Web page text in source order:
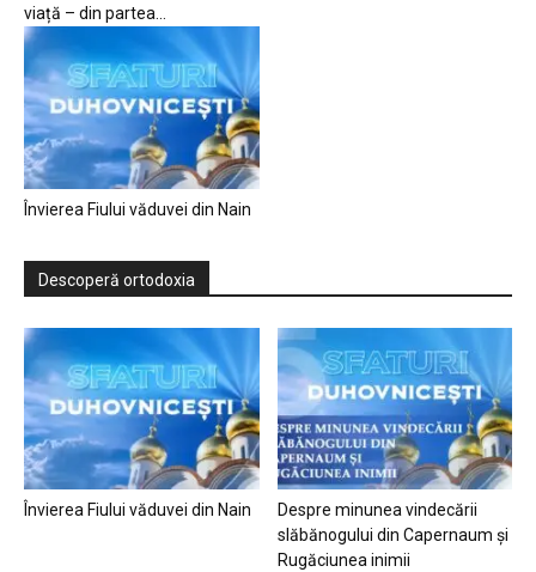
viață – din partea...
Învierea Fiului văduvei din Nain
Descoperă ortodoxia
Învierea Fiului văduvei din Nain
Despre minunea vindecării
slăbănogului din Capernaum și
Rugăciunea inimii